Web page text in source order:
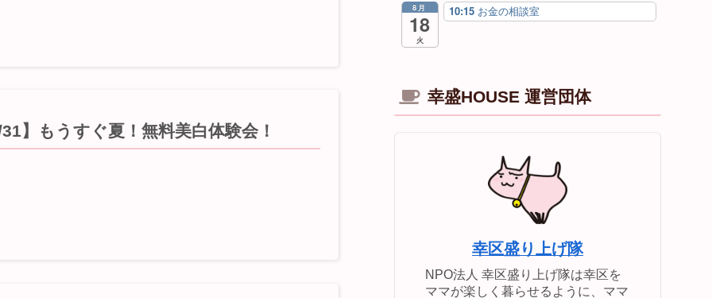
】もうすぐ夏！無料美白体験会！
8月
18
火
10:15 お金の相談室
幸盛HOUSE 運営団体
幸区盛り上げ隊
NPO法人 幸区盛り上げ隊は幸区を
ママが楽しく暮らせるように、ママ